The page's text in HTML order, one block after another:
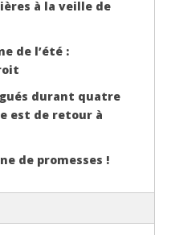
à la veille de
de l’été :
durant quatre
est de retour à
de promesses !